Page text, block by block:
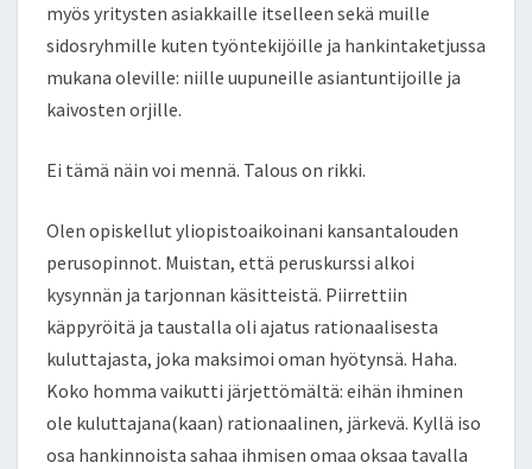
myös yritysten asiakkaille itselleen sekä muille
sidosryhmille kuten työntekijöille ja hankintaketjussa
mukana oleville: niille uupuneille asiantuntijoille ja
kaivosten orjille.
Ei tämä näin voi mennä. Talous on rikki.
Olen opiskellut yliopistoaikoinani kansantalouden
perusopinnot. Muistan, että peruskurssi alkoi
kysynnän ja tarjonnan käsitteistä. Piirrettiin
käppyröitä ja taustalla oli ajatus rationaalisesta
kuluttajasta, joka maksimoi oman hyötynsä. Haha.
Koko homma vaikutti järjettömältä: eihän ihminen
ole kuluttajana(kaan) rationaalinen, järkevä. Kyllä iso
osa hankinnoista sahaa ihmisen omaa oksaa tavalla